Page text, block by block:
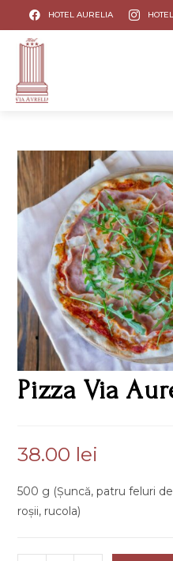
HOTEL AURELIA
Pizza Via
38.00 lei
500 g (Șuncă, patru feluri
roșii, rucola)